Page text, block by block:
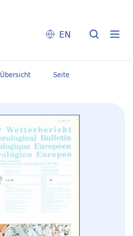
EN
Übersicht Seite